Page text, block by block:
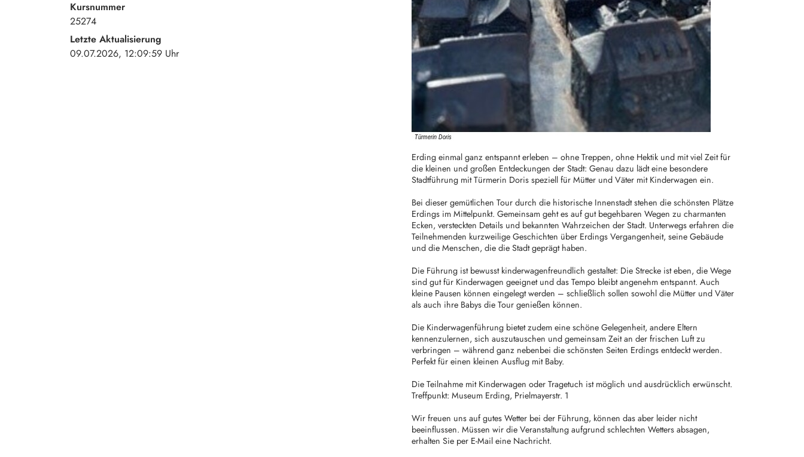
Erding einmal ganz entspannt erleben – ohne Treppen, ohne Hektik und mit viel Zeit für
die kleinen und großen Entdeckungen der Stadt: Genau dazu lädt eine besondere
Stadtführung mit Türmerin Doris speziell für Mütter und Väter mit Kinderwagen ein.
Bei dieser gemütlichen Tour durch die historische Innenstadt stehen die schönsten Plätze
Erdings im Mittelpunkt. Gemeinsam geht es auf gut begehbaren Wegen zu charmanten
Ecken, versteckten Details und bekannten Wahrzeichen der Stadt. Unterwegs erfahren die
Teilnehmenden kurzweilige Geschichten über Erdings Vergangenheit, seine Gebäude
und die Menschen, die die Stadt geprägt haben.
Die Führung ist bewusst kinderwagenfreundlich gestaltet: Die Strecke ist eben, die Wege
sind gut für Kinderwagen geeignet und das Tempo bleibt angenehm entspannt. Auch
kleine Pausen können eingelegt werden – schließlich sollen sowohl die Mütter und Väter
als auch ihre Babys die Tour genießen können.
Die Kinderwagenführung bietet zudem eine schöne Gelegenheit, andere Eltern
kennenzulernen, sich auszutauschen und gemeinsam Zeit an der frischen Luft zu
verbringen – während ganz nebenbei die schönsten Seiten Erdings entdeckt werden.
Perfekt für einen kleinen Ausflug mit Baby.
Die Teilnahme mit Kinderwagen oder Tragetuch ist möglich und ausdrücklich erwünscht.
Treffpunkt: Museum Erding, Prielmayerstr. 1
Wir freuen uns auf gutes Wetter bei der Führung, können das aber leider nicht
beeinflussen. Müssen wir die Veranstaltung aufgrund schlechten Wetters absagen,
erhalten Sie per E-Mail eine Nachricht.
Kursnummer
25274
Letzte Aktualisierung
09.07.2026, 12:09:59 Uhr